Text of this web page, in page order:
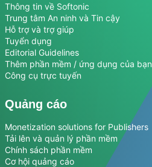
Thông tin về Softonic
Trung tâm An ninh và Tin cậy
Hỗ trợ và trợ giúp
Tuyển dụng
Editorial Guidelines
Thêm phần mềm / ứng dụng của bạn
Công cụ trực tuyến
Quảng cáo
Monetization solutions for Publishers
Tải lên và quản lý phần mềm
Chính sách phần mềm
Cơ hội quảng cáo